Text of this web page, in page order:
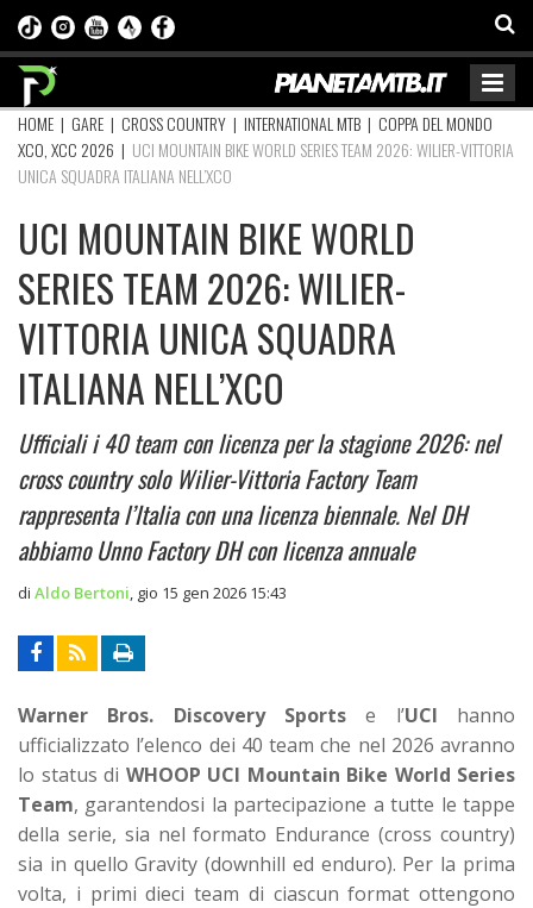
HOME | GARE | CROSS COUNTRY | INTERNATIONAL MTB | COPPA DEL MONDO
XCO, XCC 2026 | UCI MOUNTAIN BIKE WORLD SERIES TEAM 2026: WILIER-VITTORIA
UNICA SQUADRA ITALIANA NELL’XCO
UCI MOUNTAIN BIKE WORLD
SERIES TEAM 2026: WILIER-
VITTORIA UNICA SQUADRA
ITALIANA NELL’XCO
Ufficiali i 40 team con licenza per la stagione 2026: nel
cross country solo Wilier-Vittoria Factory Team
rappresenta l’Italia con una licenza biennale. Nel DH
abbiamo Unno Factory DH con licenza annuale
di Aldo Bertoni gio 15 gen 2026 15:43
Warner Bros. Discovery Sports e l’UCI hanno
ufficializzato l’elenco dei 40 team che nel 2026 avranno
lo status di WHOOP UCI Mountain Bike World Series
Team, garantendosi la partecipazione a tutte le tappe
della serie, sia nel formato Endurance (cross country)
sia in quello Gravity (downhill ed enduro). Per la prima
volta, i primi dieci team di ciascun format ottengono